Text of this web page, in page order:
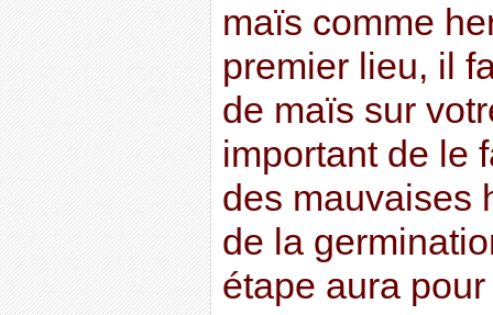
maïs comme
premier lieu, il
de maïs sur
important de le
des mauvaises
de la
étape aura